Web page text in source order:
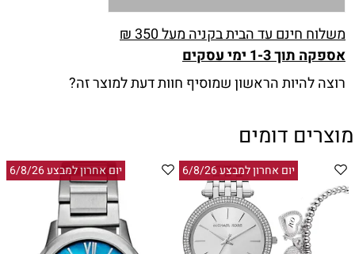
משלוח חינם עד הבית בקניה מעל 350 ₪
אספקה תוך 1-3 ימי עסקים
רוצה להיות הראשון שמוסיף חוות דעת למוצר זה?
מוצרים דומים
יום אחרון למבצע 6/8/26 יום אחרון למבצע 6/8/26